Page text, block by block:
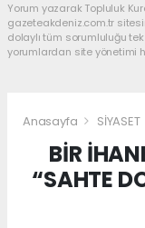
Yorum yazarak Topluluk
gazeteakdeniz.com.tr
dolaylı tüm sorumluluğu
yorumlardan site yönetimi
Anasayfa SİYASET
BİR
“SAHTE